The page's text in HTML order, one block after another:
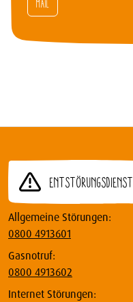
MAIL
Entstörungsdienst
Allgemeine Störungen:
0800 4913601
Gasnotruf:
0800 4913602
Internet Störungen: